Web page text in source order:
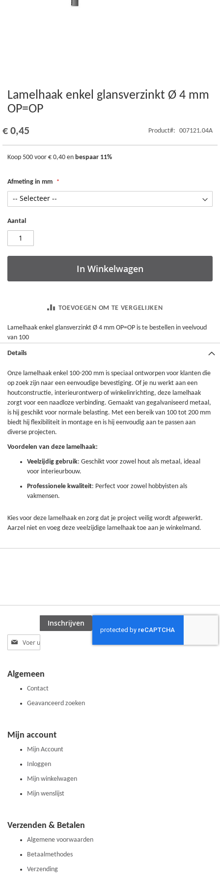
Ga
naar
het
van
gallerij
Lamelhaak enkel glansverzinkt Ø 4 mm
OP=OP
€ 0,45 Product 007121.04A
Koop 500 voor € 0,40 en bespaar 11%
Afmeting in mm
Aantal
In Winkelwagen
TOEVOEGEN OM TE VERGELIJKEN
Lamelhaak enkel glansverzinkt Ø 4 mm OP=OP is te bestellen in veelvoud
van 100
Details
Onze lamelhaak enkel 100-200 mm is speciaal ontworpen voor klanten die
op zoek zijn naar een eenvoudige bevestiging. Of je nu werkt aan een
houtconstructie, interieurontwerp of winkelinrichting, deze lamelhaak
zorgt voor een naadloze verbinding. Gemaakt van gegalvaniseerd metaal,
is hij geschikt voor normale belasting. Met een bereik van 100 tot 200 mm
biedt hij flexibiliteit in montage en is hij eenvoudig aan te passen aan
diverse projecten.
Voordelen van deze lamelhaak:
Veelzijdig gebruik: Geschikt voor zowel hout als metaal, ideaal
voor interieurbouw.
Professionele kwaliteit: Perfect voor zowel hobbyisten als
vakmensen.
Kies voor deze lamelhaak en zorg dat je project veilig wordt afgewerkt.
Aarzel niet en voeg deze veelzijdige lamelhaak toe aan je winkelmand.
Abonneer
u
nieuwsbrief
Inschrijven
Algemeen
Contact
Geavanceerd zoeken
Mijn account
Mijn Account
Inloggen
Mijn winkelwagen
Mijn wenslijst
Verzenden & Betalen
Algemene voorwaarden
Betaalmethodes
Verzending